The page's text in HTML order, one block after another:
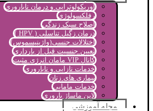
اوریکولوتراپی و درمان ناباروری
رفلکسولوژی
اصلاح سبک زندگی
درمان زگیل تناسلی ( HPV )
اختلالات جنسی(واژینیسموس)
تعیین جنسیت قبل از بارداری
کانال VIP مامان انرژی مثبت
خدمات نازایی و ناباروری
بیماری های زنان
خدمات مامایی
لاین ماساژ باروری
مجله آموزشی